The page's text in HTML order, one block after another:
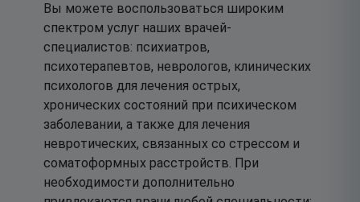
Вы можете воспользоваться широким
спектром услуг наших врачей-
специалистов: психиатров,
психотерапевтов, неврологов, клинических
психологов для лечения острых,
хронических состояний при психическом
заболевании, а также для лечения
невротических, связанных со стрессом и
соматоформных расстройств. При
необходимости дополнительно